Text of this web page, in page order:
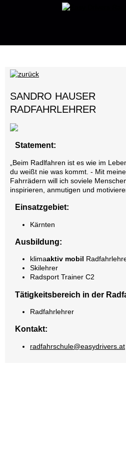
SANDRO HAUSER
RADFAHRLEHRER
Statement:
„Beim Radlfahren ist es wie im
du weißt nie was kommt. - Mit
Fahrrädern will ich soviele
inspirieren, anmutigen und
Einsatzgebiet:
Kärnten
Ausbildung:
klimaaktiv mobil
Skilehrer
Radsport Trainer C2
Tätigkeitsbereich in der
Radfahrlehrer
Kontakt:
radfahrschule@easydrivers.at